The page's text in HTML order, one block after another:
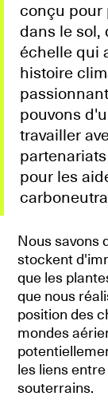
conçu pour
dans le sol,
échelle qui
histoire
pouvons
travailler
pour les
Nous savons
stockent
que les
que nous
position des
mondes
les liens
souterrains.